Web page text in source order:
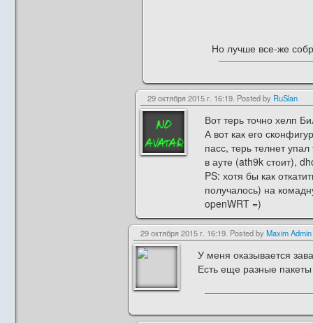
Но лучше все-же
29 октября 2015 г. 16:19. Posted by RuSlan
Вот терь точно хелп
А вот как его
пасс, терь телнет
в ауте (ath9k стоит),
PS: хотя бы как
получалось) на
openWRT =)
29 октября 2015 г. 16:19. Posted by Maxim Admin
У меня оказывается
Есть еще разные